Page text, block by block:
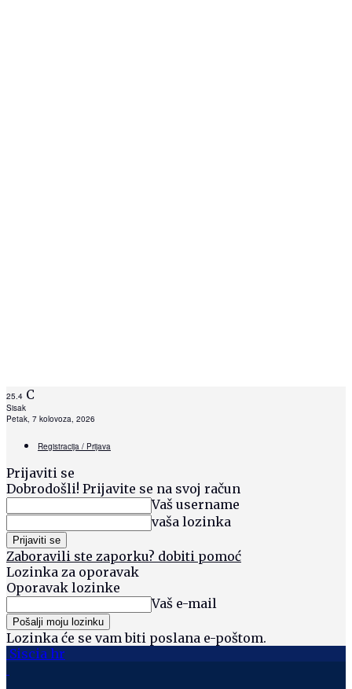
25.4 C
Sisak
Petak, 7 kolovoza, 2026
Registracija / Prijava
Prijaviti se
Dobrodošli! Prijavite se na svoj račun
Vaš username
vaša lozinka
Zaboravili ste zaporku? dobiti pomoć
Lozinka za oporavak
Oporavak lozinke
Vaš e-mail
Lozinka će se vam biti poslana e-poštom.
Siscia hr